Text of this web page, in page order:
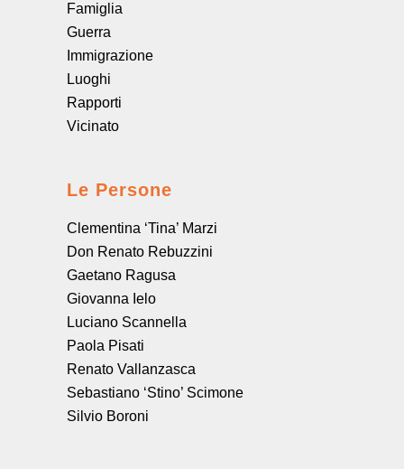
Famiglia
Guerra
Immigrazione
Luoghi
Rapporti
Vicinato
Le Persone
Clementina ‘Tina’ Marzi
Don Renato Rebuzzini
Gaetano Ragusa
Giovanna Ielo
Luciano Scannella
Paola Pisati
Renato Vallanzasca
Sebastiano ‘Stino’ Scimone
Silvio Boroni